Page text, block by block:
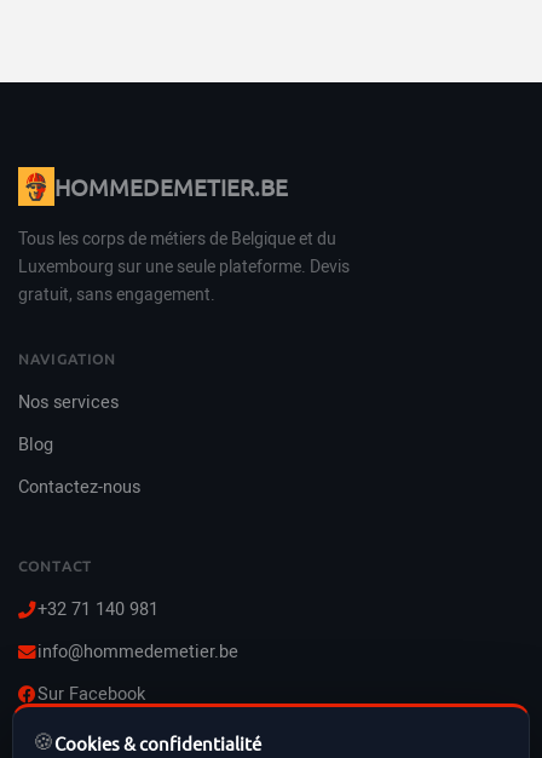
🍪Cookies & confidentialité
HOMMEDEMETIER.BE
Tous les corps de métiers de Belgique et du
Luxembourg sur une seule plateforme. Devis
gratuit, sans engagement.
NAVIGATION
Nos services
Blog
Contactez-nous
CONTACT
+32 71 140 981
info@hommedemetier.be
Sur Facebook
Lun–Ven : 8h–21h